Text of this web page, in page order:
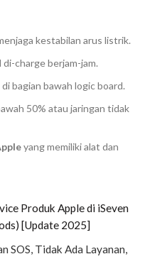
kestabilan arus listrik.
charge berjam-jam.
bagian bawah logic board.
50% atau jaringan tidak
yang memiliki alat dan
Produk Apple di iSeven
[Update 2025]
SOS, Tidak Ada Layanan,